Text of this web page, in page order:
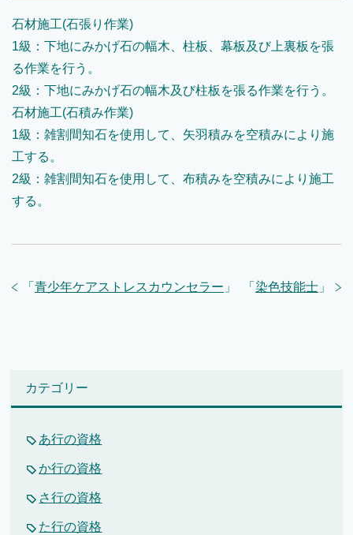
石材施工(石張り作業)
1級：下地にみかげ石の幅木、柱板、幕板及び上裏板を張
る作業を行う。
2級：下地にみかげ石の幅木及び柱板を張る作業を行う。
石材施工(石積み作業)
1級：雑割間知石を使用して、矢羽積みを空積みにより施
工する。
2級：雑割間知石を使用して、布積みを空積みにより施工
する。
「 染色技能士 」
「 青少年ケアストレスカウンセラー 」
カテゴリー
あ行の資格
か行の資格
さ行の資格
た行の資格